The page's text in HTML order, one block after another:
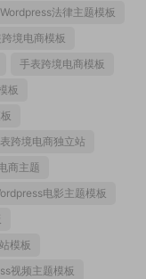
Wordpress法律主题模板
境电商模板
手表跨境电商模板
板
跨境电商独立站
商主题
电影主题模板
模板
视频主题模板